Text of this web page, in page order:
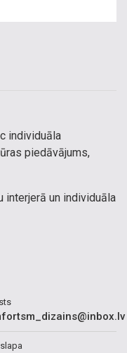
individuāla
piedāvājums,
interjerā un individuāla